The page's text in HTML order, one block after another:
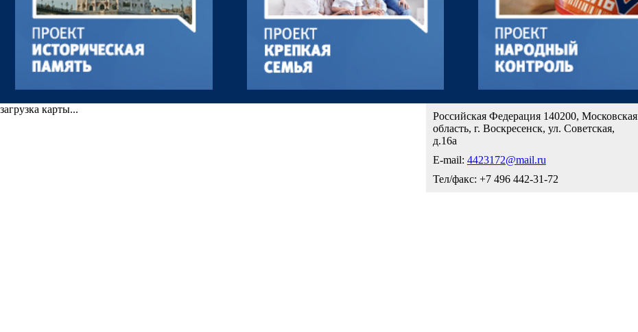
Российская Федерация 140200, Московская
область, г. Воскресенск, ул. Советская,
д.16а
E-mail: 4423172@mail.ru
Тел/факс: +7 496 442-31-72
загрузка карты...